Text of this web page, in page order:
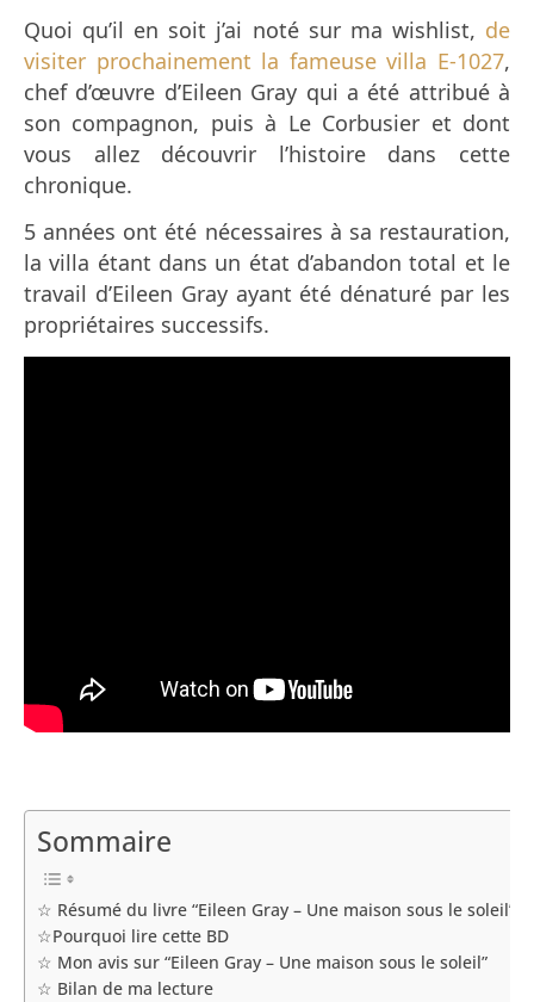
Quoi qu’il en soit j’ai noté sur ma wishlist, de
visiter prochainement la fameuse villa E-1027,
chef d’œuvre d’Eileen Gray qui a été attribué à
son compagnon, puis à Le Corbusier et dont
vous allez découvrir l’histoire dans cette
chronique.
5 années ont été nécessaires à sa restauration,
la villa étant dans un état d’abandon total et le
travail d’Eileen Gray ayant été dénaturé par les
propriétaires successifs.
Sommaire
☆ Résumé du livre “Eileen Gray – Une maison sous le soleil”
☆Pourquoi lire cette BD
☆ Mon avis sur “Eileen Gray – Une maison sous le soleil”
☆ Bilan de ma lecture